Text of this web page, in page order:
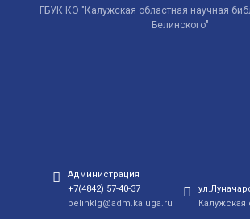
ГБУК КО "Калужская областная научная
Белинского"
Администрация
+7(4842) 57-40-37
belinklg@adm.kaluga.ru
Калужская